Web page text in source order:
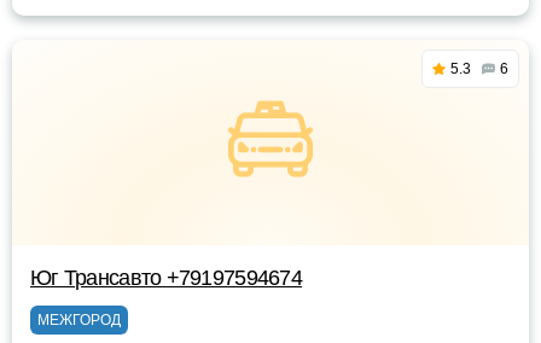
5.3 6
Юг Трансавто +79197594674
МЕЖГОРОД